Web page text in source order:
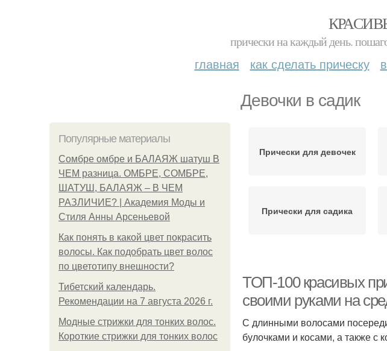
прически на каждый день.
главная как сделать прическу
Девочки в садик
Популярные материалы
Сомбре омбре и БАЛАЯЖ шатуш В
ЧЕМ разница. ОМБРЕ, СОМБРЕ,
ШАТУШ, БАЛАЯЖ – В ЧЕМ
РАЗЛИЧИЕ? | Академия Моды и
Стиля Анны Арсеньевой
Как понять в какой цвет покрасить
волосы. Как подобрать цвет волос
по цветотипу внешности?
Тибетский календарь.
Рекомендации на 7 августа 2026 г.
Модные стрижки для тонких волос.
Короткие стрижки для тонких волос
Прически для девочек
Прически для садика
волосы
Косички для девочек
ТОП-100 красивых
своими руками на
С длинными волосами
булочками и косами, а также с